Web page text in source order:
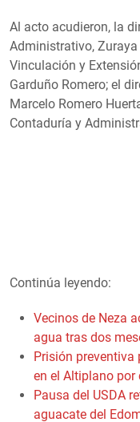
Al acto acudieron, la
Administrativo,
Vinculación y
Garduño Romero; el
Marcelo Romero
Contaduría y
Continúa leyendo:
Vecinos de Neza
agua tras dos
Prisión preventiva
en el Altiplano por
Pausa del USDA
aguacate del